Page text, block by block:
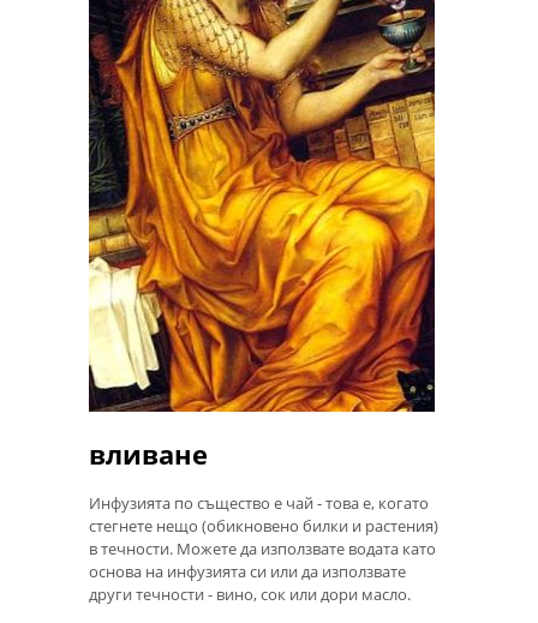
вливане
Инфузията по същество е чай - това е, когато
стегнете нещо (обикновено билки и растения)
в течности. Можете да използвате водата като
основа на инфузията си или да използвате
други течности - вино, сок или дори масло.